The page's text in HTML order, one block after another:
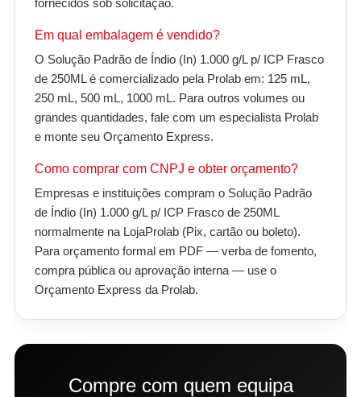
Em qual embalagem é vendido?
O Solução Padrão de Índio (In) 1.000 g/L p/ ICP Frasco
de 250ML é comercializado pela Prolab em: 125 mL,
250 mL, 500 mL, 1000 mL. Para outros volumes ou
grandes quantidades, fale com um especialista Prolab
e monte seu Orçamento Express.
Como comprar com CNPJ e obter orçamento?
Empresas e instituições compram o Solução Padrão
de Índio (In) 1.000 g/L p/ ICP Frasco de 250ML
normalmente na LojaProlab (Pix, cartão ou boleto).
Para orçamento formal em PDF — verba de fomento,
compra pública ou aprovação interna — use o
Orçamento Express da Prolab.
Compre com quem equipa